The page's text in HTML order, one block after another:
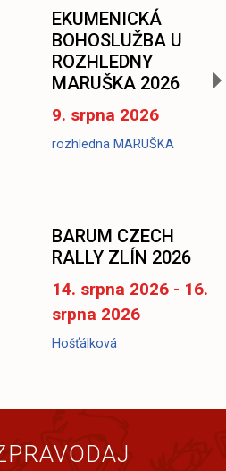
EKUMENICKÁ
BOHOSLUŽBA U
ROZHLEDNY
MARUŠKA 2026
9. srpna 2026
rozhledna MARUŠKA
BARUM CZECH
RALLY ZLÍN 2026
14. srpna 2026 - 16.
srpna 2026
Hošťálková